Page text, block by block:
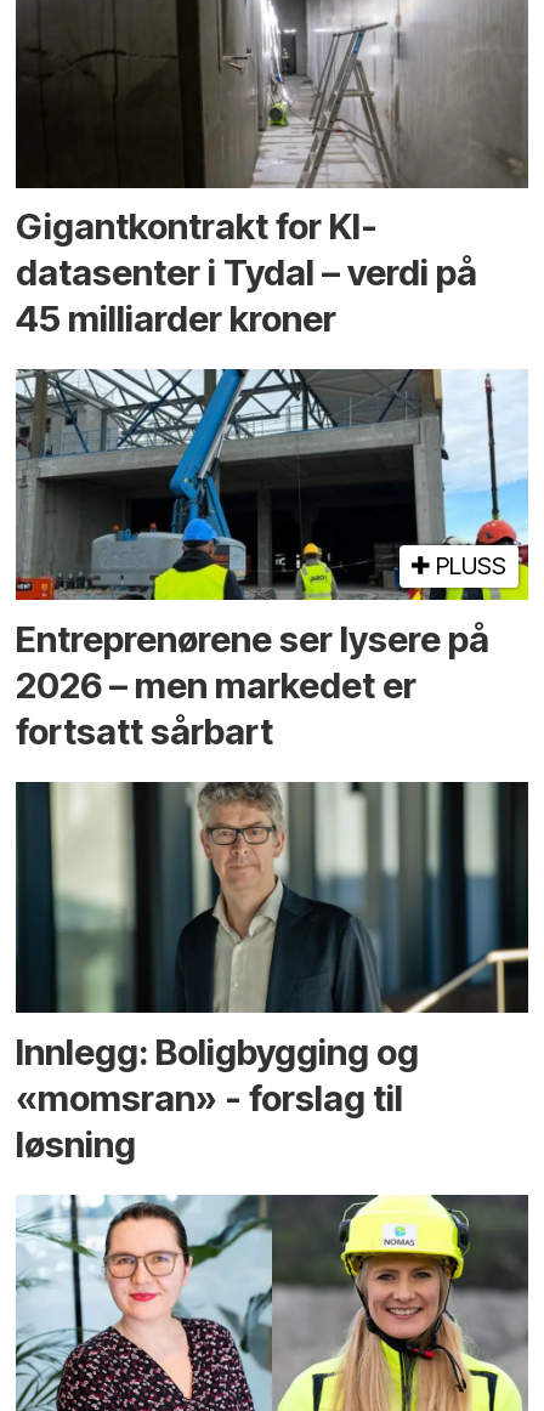
Gigantkontrakt for KI-
datasenter i Tydal – verdi på
45 milliarder kroner
PLUSS
Entreprenørene ser lysere på
2026 – men markedet er
fortsatt sårbart
Innlegg: Boligbygging og
«momsran» - forslag til
løsning